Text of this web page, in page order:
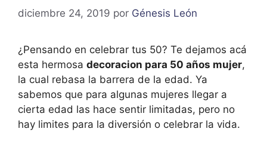
diciembre 24, 2019 por Génesis León
¿Pensando en celebrar tus 50? Te dejamos acá
esta hermosa decoracion para 50 años mujer,
la cual rebasa la barrera de la edad. Ya
sabemos que para algunas mujeres llegar a
cierta edad las hace sentir limitadas, pero no
hay limites para la diversión o celebrar la vida.